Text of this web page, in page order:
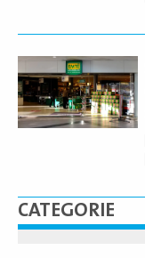
CATEGORIE
meer